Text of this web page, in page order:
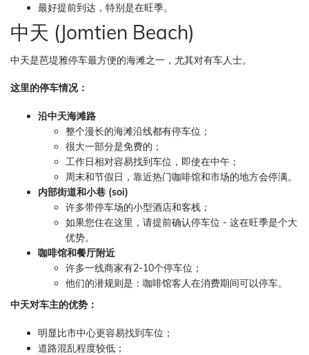
最好提前到达，特别是在旺季。
中天 (Jomtien Beach)
中天是芭堤雅停车最方便的海滩之一，尤其对有车人士。
这里的停车情况：
沿中天海滩路
整个漫长的海滩沿线都有停车位；
很大一部分是免费的；
工作日相对容易找到车位，即使在中午；
周末和节假日，靠近热门咖啡馆和市场的地方会停满。
内部街道和小巷 (soi)
许多带停车场的小型酒店和客栈；
如果您住在这里，请提前确认停车位 - 这在旺季是个大
优势。
咖啡馆和餐厅附近
许多一线商家有2-10个停车位；
他们的潜规则是：咖啡馆客人在消费期间可以停车。
中天对车主的优势：
明显比市中心更容易找到车位；
道路混乱程度较低；